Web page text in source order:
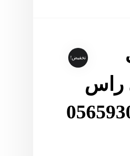
تخفيض!
راس